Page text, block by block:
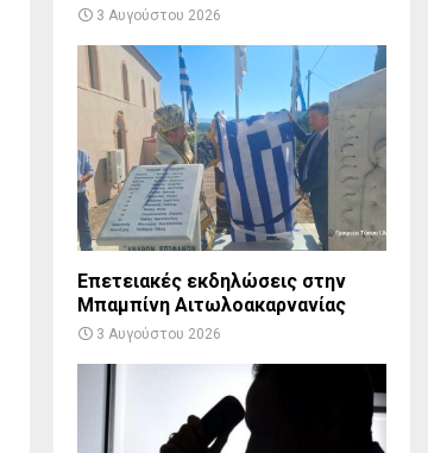
3 Αυγούστου 2026
Επετειακές εκδηλώσεις στην
Μπαμπίνη Αιτωλοακαρνανίας
3 Αυγούστου 2026